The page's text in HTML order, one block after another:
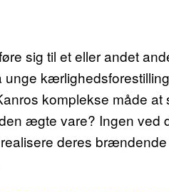
sig til et eller andet
komplekse måde
ægte vare? Ingen ved
deres